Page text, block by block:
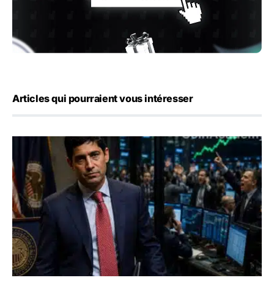
Articles qui pourraient vous intéresser
Emploi américain : 23 000 postes détruits en juillet, les